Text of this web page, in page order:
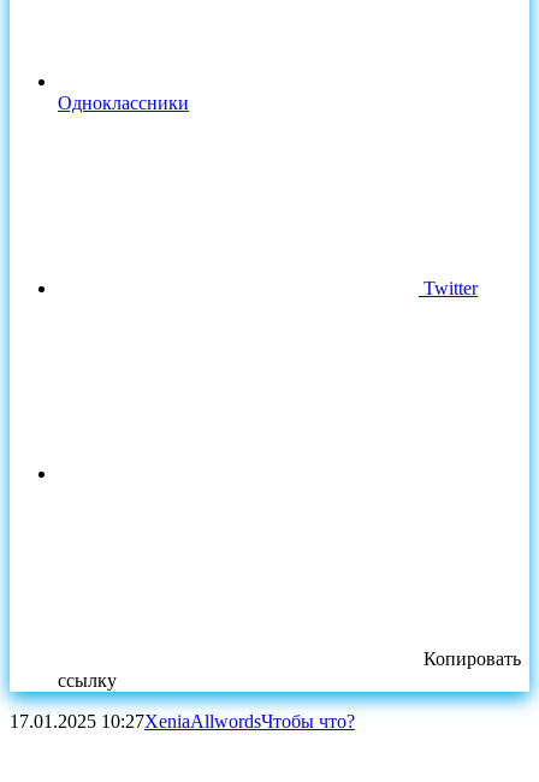
Одноклассники
Twitter
Копировать
ссылку
17.01.2025 10:27XeniaAllwordsЧтобы что?